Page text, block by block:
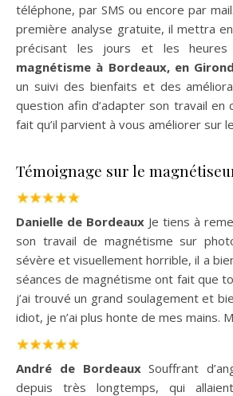
téléphone, par SMS ou encore par
première analyse gratuite, il mettra
précisant les jours et les
magnétisme à Bordeaux, en
un suivi des bienfaits et des
question afin d’adapter son travail en
fait qu’il parvient à vous améliorer sur
Témoignage sur le
Danielle de Bordeaux Je tiens à
son travail de magnétisme sur
sévère et visuellement horrible, il a
séances de magnétisme ont fait que
j’ai trouvé un grand soulagement et
idiot, je n’ai plus honte de mes mains.
André de BordeauxSouffrant
depuis très longtemps, qui